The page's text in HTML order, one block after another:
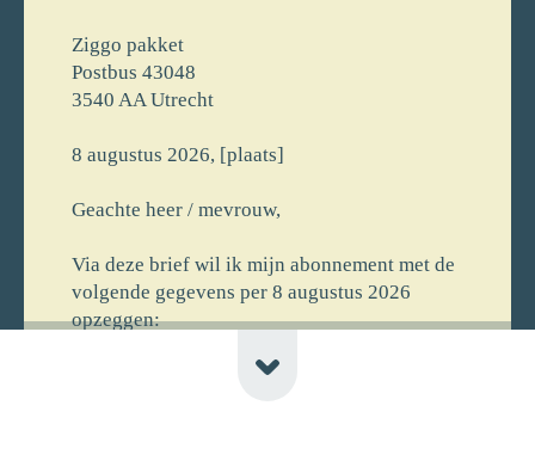
Ziggo pakket
Postbus 43048
3540 AA Utrecht
8 augustus 2026, [plaats]
Geachte heer / mevrouw,
Via deze brief wil ik mijn abonnement met de
volgende gegevens per 8 augustus 2026
opzeggen:
[voornaam] [achternaam]